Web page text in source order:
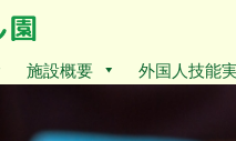
施設概要 外国人技能